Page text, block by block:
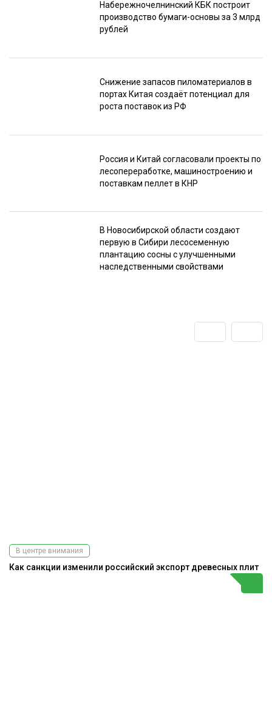
Набережночелнинский КБК построит
производство бумаги-основы за 3 млрд
рублей
Снижение запасов пиломатериалов в
портах Китая создаёт потенциал для
роста поставок из РФ
Россия и Китай согласовали проекты по
лесопереработке, машиностроению и
поставкам пеллет в КНР
В Новосибирской области создают
первую в Сибири лесосеменную
плантацию сосны с улучшенными
наследственными свойствами
В центре внимания
Как санкции изменили российский экспорт древесных плит